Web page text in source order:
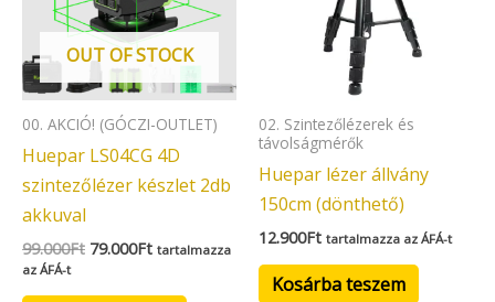
OUT OF STOCK
00. AKCIÓ! (GÓCZI-OUTLET)
Huepar LS04CG 4D
szintezőlézer készlet 2db
akkuval
99.000Ft 79.000Ft tartalmazza
az ÁFÁ-t
02. Szintezőlézerek és
távolságmérők
Huepar lézer állvány
150cm (dönthető)
12.900Ft tartalmazza az ÁFÁ-t
Kosárba teszem